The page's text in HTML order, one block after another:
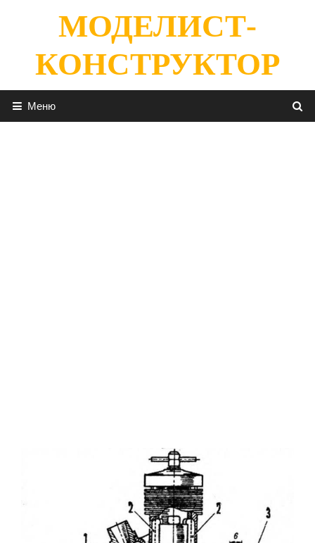
содержимомуМОДЕЛИСТ-
КОНСТРУКТОР
Меню